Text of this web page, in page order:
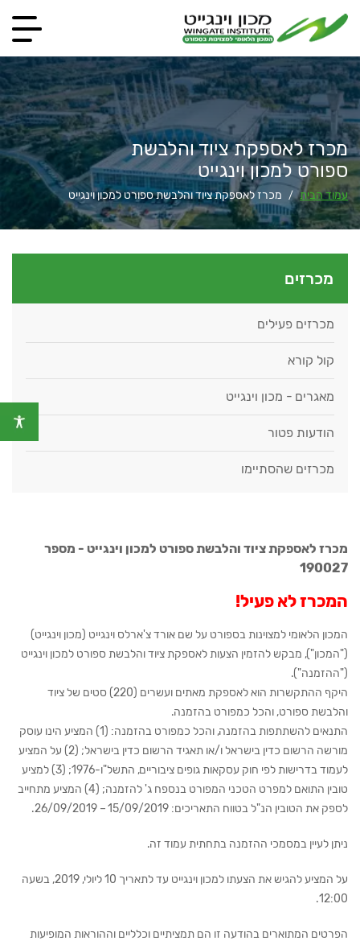
מכרז לאספקת ציוד והלבשת
ספורט למכון וינגייט
עמוד הבית / מכרז לאספקת ציוד והלבשת ספורט למכון וינגייט
מכרזים
מכרזים פעילים
קול קורא
מאגרים - מכון וינגייט
הודעות פטור
מכרזים שהסתיימו
מכרז לאספקת ציוד והלבשת ספורט למכון וינגייט - מספר
190027
המכרז לא פעיל!
המכון הלאומי למצוינות בספורט על שם אורד צ'ארלס וינגייט (מכון וינגייט)
("המכון"), מבקש להזמין הצעות לאספקת ציוד והלבשת ספורט למכון וינגייט
("ההזמנה").
היקף ההתקשרות הוא לאספקת מאתים ועשרים (220) סטים של ציוד
והלבשת ספורט, והכל כמפורט בהזמנה.
התנאים להשתתפות בהזמנה, והכל כמפורט בהזמנה: (1) המציע הינו עוסק
מורשה הרשום כדין בישראל ו/או תאגיד הרשום כדין בישראל; (2) על המציע
לעמוד בדרישות לפי חוק עסקאות גופים ציבוריים, התשל"ו-1976; (3) למציע
טובין התואם למפרט הטכני המפורט בנספח ג' להזמנה; (4) המציע מתחייב
לספק את הטובין הנ"ל בטווח התאריכים: 15/09/2019 – 26/09/2019.
ניתן לעיין במסמכי ההזמנה בתחתית עמוד זה.
על המציע להגיש את הצעתו למכון וינגייט עד לתאריך 10 ליולי, 2019, בשעה
12:00.
הפרטים המתוארים בהודעה זו הם תמציתיים וכלליים וההוראות המופיעות